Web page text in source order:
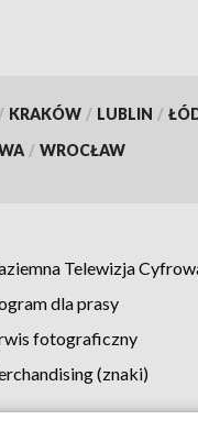
/ KRAKÓW / LUBLIN /
/ WROCŁAW
Telewizja
dla prasy
fotograficzny
(znaki)